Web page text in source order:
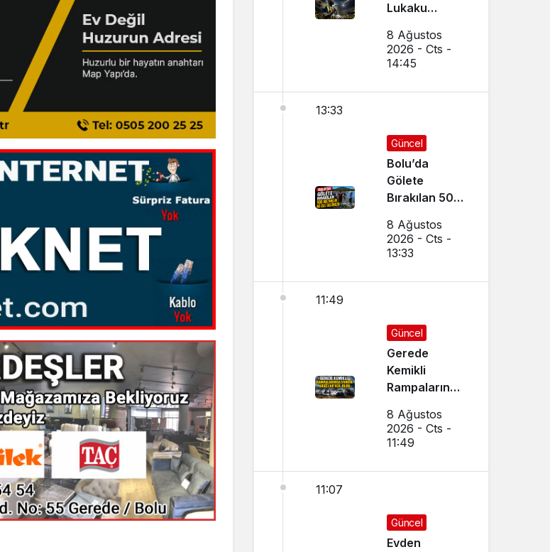
Lukaku
Napoli ile
Görüşmeler
8 Ağustos
2026 - Cts -
14:45
13:33
Güncel
Bolu’da
Gölete
Bırakılan 500
Ele Geçirildi
8 Ağustos
2026 - Cts -
13:33
11:49
Güncel
Gerede
Kemikli
Rampalarında
Araçlar Kül
Oldu
8 Ağustos
2026 - Cts -
11:49
11:07
Güncel
Evden